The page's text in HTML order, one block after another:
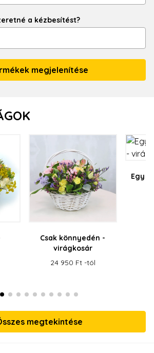
a kézbesítést?
Csak könnyedén -
virágkosár
24 950 Ft -tól
Egy
megtekintése